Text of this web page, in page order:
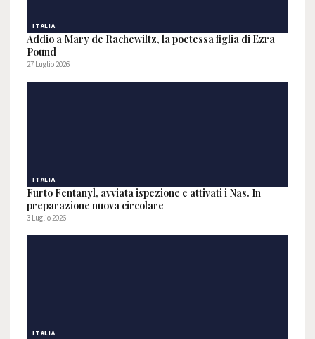
ITALIA
Addio a Mary de Rachewiltz, la poetessa figlia di Ezra
Pound
27 Luglio 2026
ITALIA
Furto Fentanyl, avviata ispezione e attivati i Nas. In
preparazione nuova circolare
3 Luglio 2026
ITALIA